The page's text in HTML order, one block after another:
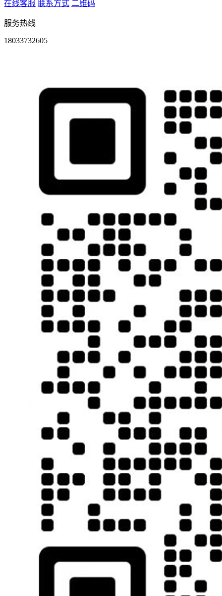
在线客服 联系方式 二维码
服务热线
18033732605